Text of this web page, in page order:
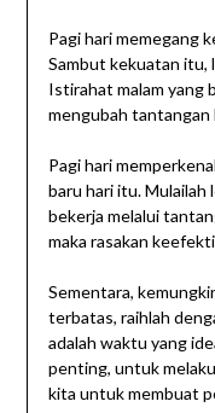
Pagi hari memegang
Sambut kekuatan itu,
Istirahat malam yang
mengubah tantangan
Pagi hari
baru hari itu. Mulailah
bekerja melalui
maka rasakan
Sementara,
terbatas, raihlah
adalah waktu yang
penting, untuk
kita untuk membuat